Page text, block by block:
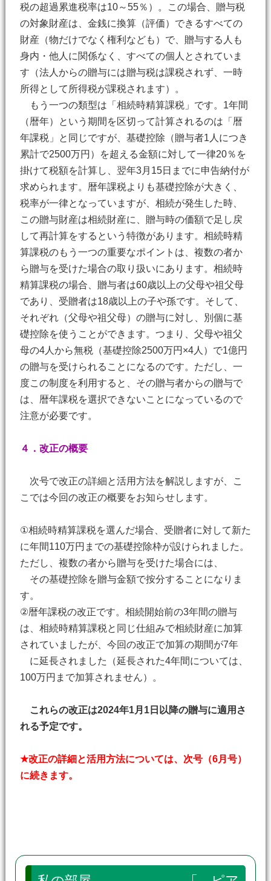
税の超過累進税率は10～55％）。この場合、贈与税
の対象財産は、金銭に換算（評価）できるすべての
財産（物だけでなく権利なども）で、贈与する人も
身内・他人に関係なく、すべての個人とされていま
す（法人からの贈与には贈与税は課税されず、一時
所得として所得税が課税されます）。
もう一つの類型は「相続時精算課税」です。1年間
（暦年）という期間を区切って計算されるのは「暦
年課税」と同じですが、基礎控除（贈与者1人につき
累計で2500万円）を超える金額に対して一律20％を
掛けて税額を計算し、翌年3月15日までに申告納付が
求められます。暦年課税よりも基礎控除が大きく、
税率が一律となっていますが、相続が発生した時、
この贈与財産は相続財産に、贈与時の価額で足し戻
して再計算をするという特徴があります。相続時精
算課税のもう一つの重要なポイントは、複数の者か
ら贈与を受けた場合の取り扱いにあります。相続時
精算課税の場合、贈与者は60歳以上の父母や祖父母
であり、受贈者は18歳以上の子や孫です。そして、
それぞれ（父母や祖父母）の贈与に対し、別個に基
礎控除を使うことができます。つまり、父母や祖父
母の4人から無税（基礎控除2500万円×4人）で1億円
の贈与を受けられることになるのです。ただし、一
度この制度を利用すると、その贈与者からの贈与で
は、暦年課税を選択できないことになっているので
注意が必要です。
４．改正の概要
次号で改正の詳細と活用方法を解説しますが、こ
こでは今回の改正の概要をお知らせします。
①相続時精算課税を選んだ場合、受贈者に対して新た
に年間110万円までの基礎控除枠が設けられました。
ただし、複数の者から贈与を受けた場合には、
その基礎控除を贈与金額で按分することになりま
す。
②暦年課税の改正です。相続開始前の3年間の贈与
は、相続時精算課税と同じ仕組みで相続財産に加算
されていましたが、今回の改正で加算の期間が7年
に延長されました（延長された4年間については、
100万円まで加算されません）。
これらの改正は2024年1月1日以降の贈与に適用さ
れる予定です。
★改正の詳細と活用方法については、次号（6月号）
に続きます。